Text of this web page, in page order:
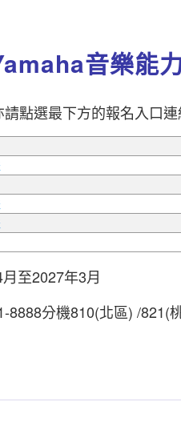
音樂能
點選最下方的報名入口
至2027年3月
8888分機810(北區) /821(